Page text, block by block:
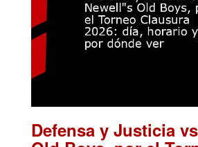
Defensa y Justicia